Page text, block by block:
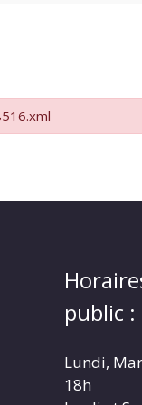
public :
Lundi,
18h